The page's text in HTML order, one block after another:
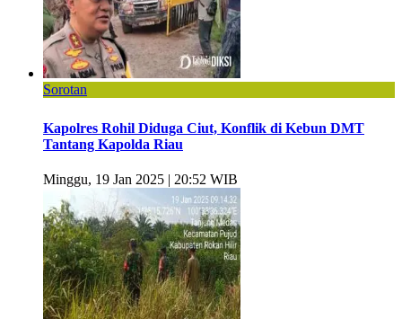
Sorotan
Kapolres Rohil Diduga Ciut, Konflik di Kebun DMT
Tantang Kapolda Riau
Minggu, 19 Jan 2025 | 20:52 WIB